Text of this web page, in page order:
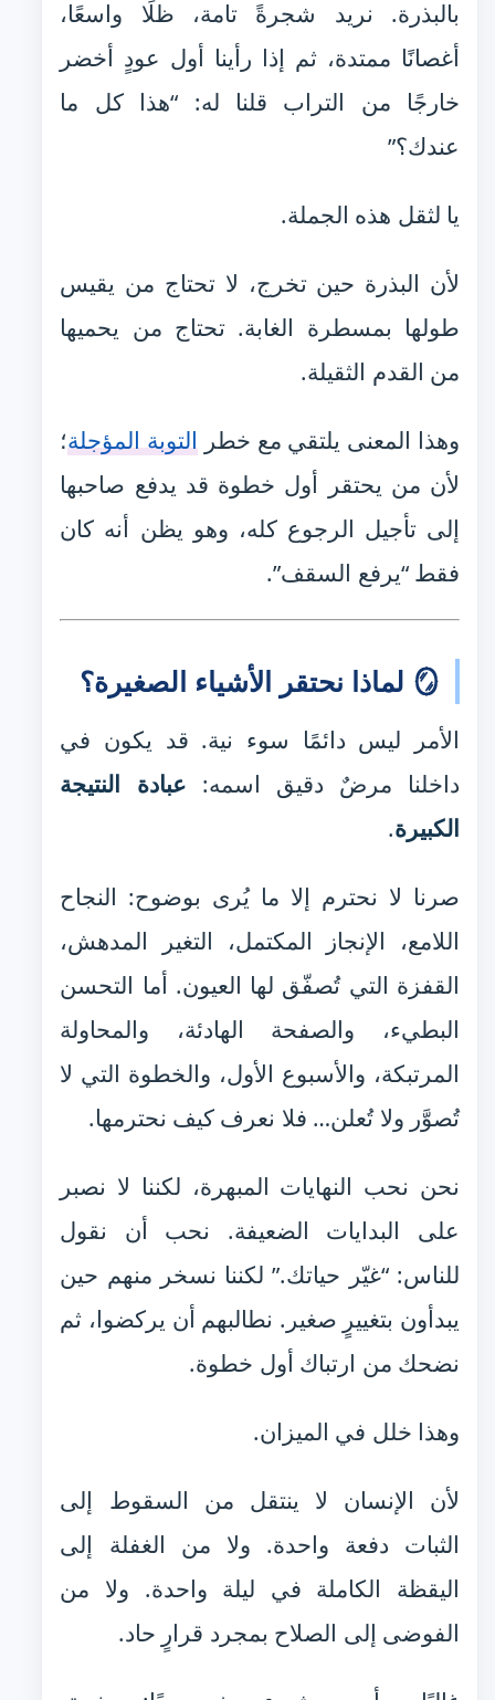
بالبذرة. نريد شجرةً تامة، ظلًا واسعًا،
أغصانًا ممتدة، ثم إذا رأينا أول عودٍ أخضر
خارجًا من التراب قلنا له: “هذا كل ما
عندك؟”
يا لثقل هذه الجملة.
لأن البذرة حين تخرج، لا تحتاج من يقيس
طولها بمسطرة الغابة. تحتاج من يحميها
من القدم الثقيلة.
وهذا المعنى يلتقي مع خطر التوبة المؤجلة؛
لأن من يحتقر أول خطوة قد يدفع صاحبها
إلى تأجيل الرجوع كله، وهو يظن أنه كان
فقط “يرفع السقف”.
🪞 لماذا نحتقر الأشياء الصغيرة؟
الأمر ليس دائمًا سوء نية. قد يكون في
داخلنا مرضٌ دقيق اسمه: عبادة النتيجة
الكبيرة.
صرنا لا نحترم إلا ما يُرى بوضوح: النجاح
اللامع، الإنجاز المكتمل، التغير المدهش،
القفزة التي تُصفّق لها العيون. أما التحسن
البطيء، والصفحة الهادئة، والمحاولة
المرتبكة، والأسبوع الأول، والخطوة التي لا
تُصوَّر ولا تُعلن… فلا نعرف كيف نحترمها.
نحن نحب النهايات المبهرة، لكننا لا نصبر
على البدايات الضعيفة. نحب أن نقول
للناس: “غيّر حياتك.” لكننا نسخر منهم حين
يبدأون بتغييرٍ صغير. نطالبهم أن يركضوا، ثم
نضحك من ارتباك أول خطوة.
وهذا خلل في الميزان.
لأن الإنسان لا ينتقل من السقوط إلى
الثبات دفعة واحدة. ولا من الغفلة إلى
اليقظة الكاملة في ليلة واحدة. ولا من
الفوضى إلى الصلاح بمجرد قرارٍ حاد.